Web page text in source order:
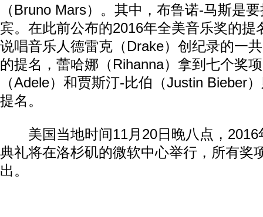
（Bruno Mars）。其中，布鲁诺-马斯是
宾。在此前公布的2016年全美音乐奖的提
说唱音乐人德雷克（Drake）创纪录的一
的提名，蕾哈娜（Rihanna）拿到七个奖
（Adele）和贾斯汀-比伯（Justin Bieber
提名。
美国当地时间11月20日晚八点，2016
典礼将在洛杉矶的微软中心举行，所有奖
出。